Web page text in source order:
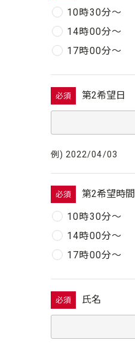
10時30分〜
14時00分〜
17時00分〜
必須 第2希望日
例) 2022/04/03
必須
第2希望時間
10時30分〜
14時00分〜
17時00分〜
必須 氏名